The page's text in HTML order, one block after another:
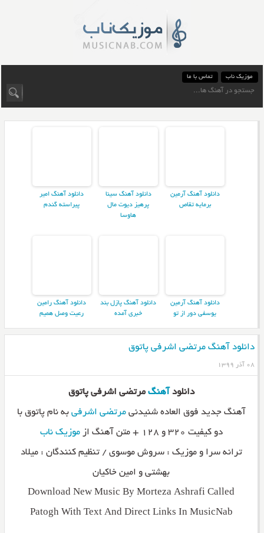
موزیک ناب تماس با ما
دانلود آهنگ آرمین
برمایه تقاص
دانلود آهنگ سینا
پرهیز دیوت مال
هاوسا
دانلود آهنگ امیر
پیراسته گندم
دانلود آهنگ آرمین
یوسفی دور از تو
دانلود آهنگ پازل بند
خبری آمده
دانلود آهنگ رامین
رعیت وصل همیم
دانلود آهنگ مرتضی اشرفی پاتوق
۰۸ آذر ۱۳۹۹
دانلود آهنگمرتضی اشرفی پاتوق
آهنگ جدید فوق العاده شنیدنیمرتضی اشرفی به نام پاتوق با
دو کیفیت ۳۲۰ و ۱۲۸ + متن آهنگ از
موزیک ناب
ترانه سرا و موزیک : سروش موسوی / تنظیم کنندگان : میلاد
بهشتی و امین خاکیان
Download New Music By Morteza Ashrafi Called
Patogh With Text And Direct Links In MusicNab